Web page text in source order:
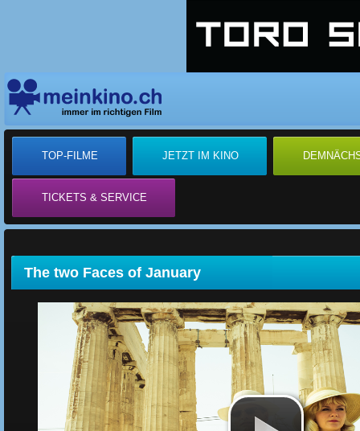
TOP-FILME JETZT IM KINO
TICKETS & SERVICE
The two Faces of January